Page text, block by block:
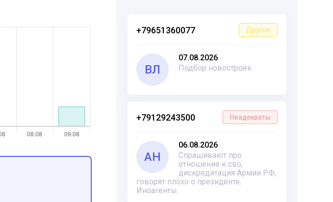
+79651360077 Другое
ВЛ
07.08.2026
Подбор новостроек
+79129243500 Неадекваты
АН
06.08.2026
Спрашивают про
отношение к сво,
дискредитация Армии РФ,
говорят плохо о президенте.
Иноагенты.